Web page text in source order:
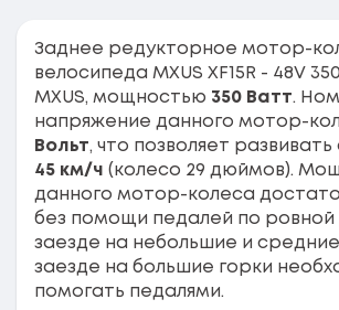
Заднее редукторное мотор-
велосипеда MXUS XF15R - 48V
MXUS, мощностью 350 Ватт.
напряжение данного мотор-
Вольт, что позволяет
45 км/ч (колесо 29 дюймов).
данного мотор-колеса
без помощи педалей по ровной
заезде на небольшие и
заезде на большие горки
помогать педалями.